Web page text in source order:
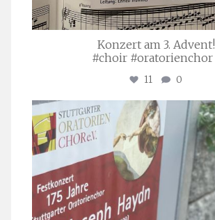
Konzert am 3. Advent!
#choir #oratorienchor
11 0
stuttgarter_oratorienchor
Juli 23